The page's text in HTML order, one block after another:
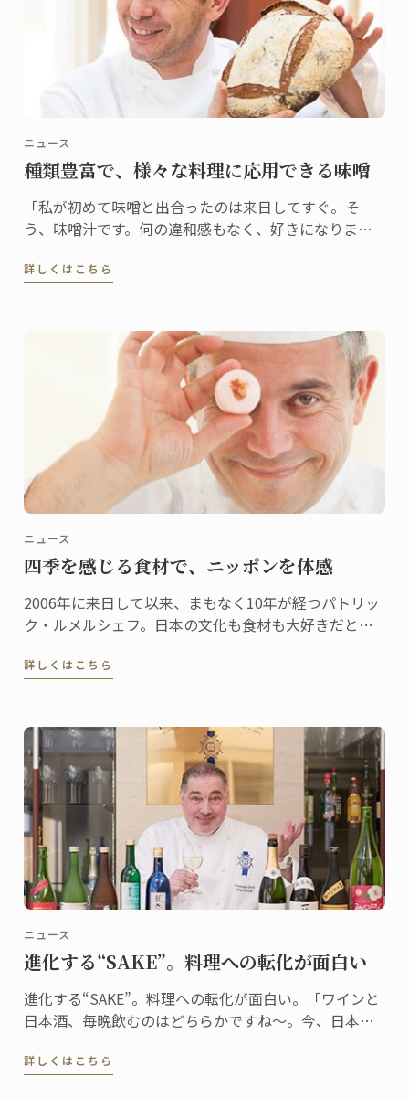
ニュース
種類豊富で、様々な料理に応用できる味噌
「私が初めて味噌と出合ったのは来日してすぐ。そ
う、味噌汁です。何の違和感もなく、好きになりまし
は7年前。「日本人なら誰もが親しむ味ですから、これ
詳しくはこちら
ニュース
四季を感じる食材で、ニッポンを体感
2006年に来日して以来、まもなく10年が経つパトリッ
ク・ルメルシェフ。日本の文化も食材も大好きだとい
は“桜”。日本でも、とてもシーズナルな食材である。
詳しくはこちら
ニュース
進化する“SAKE”。料理への転化が面白い
進化する“SAKE”。料理への転化が面白い。「ワインと
日本酒、毎晩飲むのはどちらかですね～。今、日本酒
ながら、嬉しそうにそう教えてくれたのは、日本校マ
詳しくはこちら